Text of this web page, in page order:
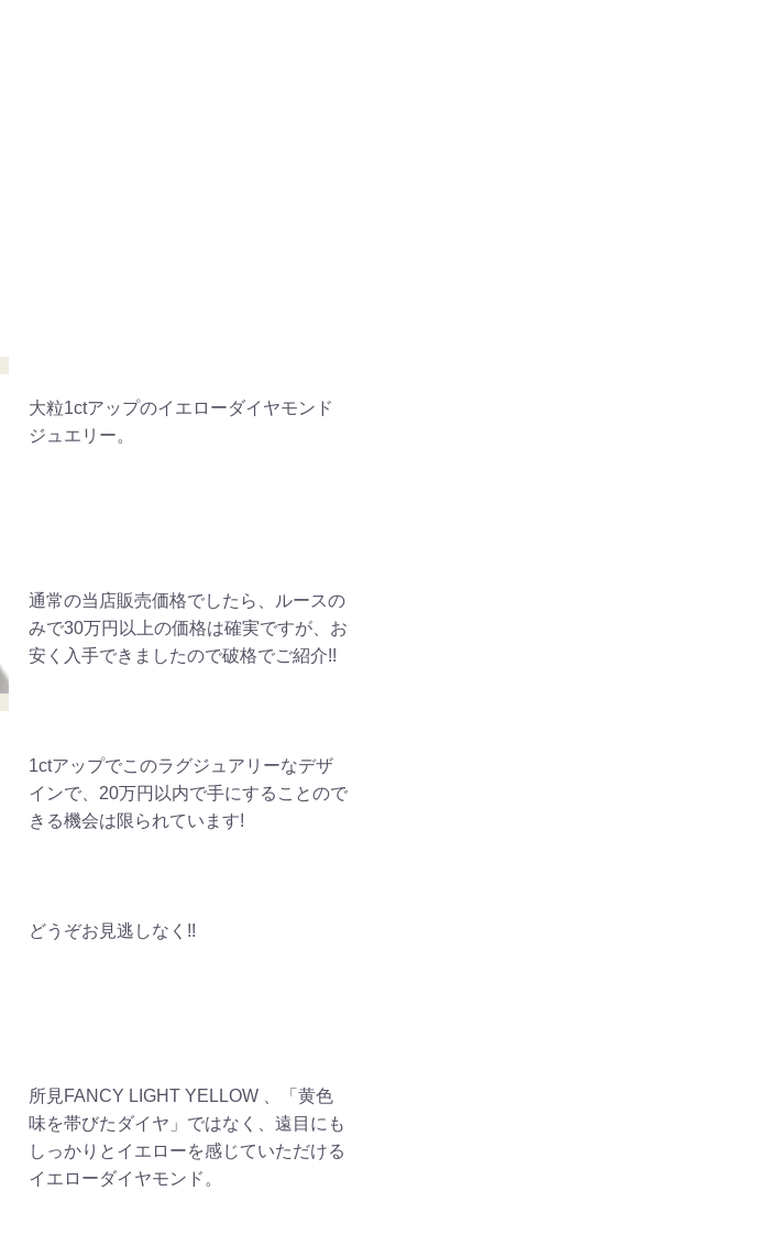
大粒1ctアップのイエローダイヤモンド
ジュエリー。
通常の当店販売価格でしたら、ルースの
みで30万円以上の価格は確実ですが、お
安く入手できましたので破格でご紹介!!
1ctアップでこのラグジュアリーなデザ
インで、20万円以内で手にすることので
きる機会は限られています!
どうぞお見逃しなく!!
所見FANCY LIGHT YELLOW 、「黄色
味を帯びたダイヤ」ではなく、遠目にも
しっかりとイエローを感じていただける
イエローダイヤモンド。